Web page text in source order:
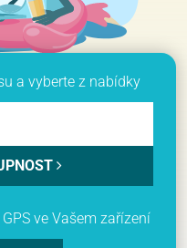
a vyberte z nabídky
ve Vašem zařízení